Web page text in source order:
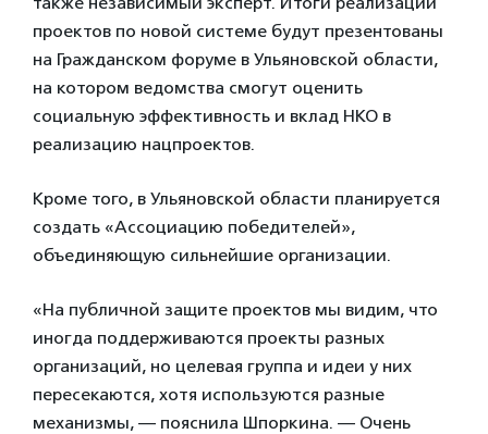
проектов по новой системе будут презентованы
на Гражданском форуме в Ульяновской области,
на котором ведомства смогут оценить
социальную эффективность и вклад НКО в
реализацию нацпроектов.
Кроме того, в Ульяновской области планируется
создать «Ассоциацию победителей»,
объединяющую сильнейшие организации.
«На публичной защите проектов мы видим, что
иногда поддерживаются проекты разных
организаций, но целевая группа и идеи у них
пересекаются, хотя используются разные
механизмы, — пояснила Шпоркина. — Очень